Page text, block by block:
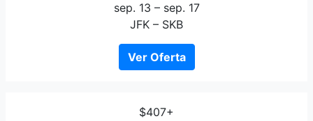
sep. 13 – sep. 17
JFK – SKB
Ver Oferta
$407+